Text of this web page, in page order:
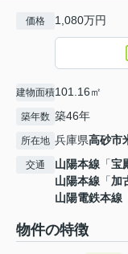
価格 1,080万円
建物面積101.16㎡
築年数 築46年
所在地 兵庫県高砂市
交通 山陽本線 「宝
山陽本線 「加
山陽電鉄本線
物件の特徴